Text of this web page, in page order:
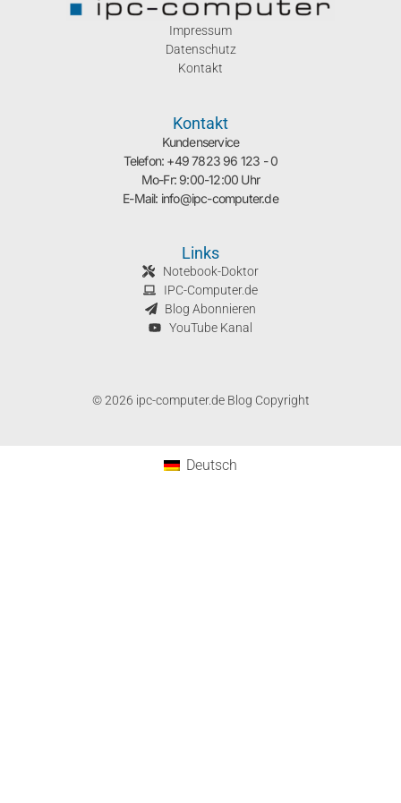
Impressum
Datenschutz
Kontakt
Kontakt
Kundenservice
Telefon: +49 7823 96 123 - 0
Mo-Fr: 9:00-12:00 Uhr
E-Mail: info@ipc-computer.de
Links
Notebook-Doktor
IPC-Computer.de
Blog Abonnieren
YouTube Kanal
© 2026 ipc-computer.de Blog Copyright
Deutsch